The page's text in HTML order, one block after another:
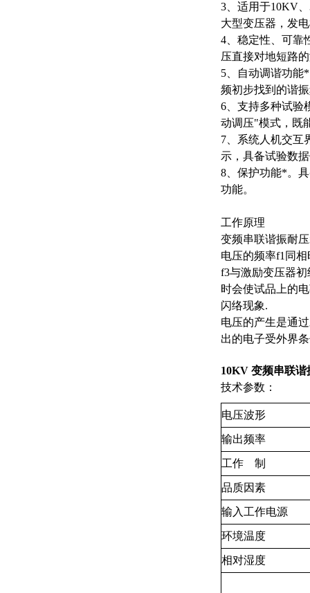
3、适用于10KV
大型变压器，发
4、稳定性、可靠
压直接对地短路
5、自动调谐功能
频初步找到的谐
6、支持多种试验
动调压"模式，既
7、系统人机交互
示，具备试验数
8、保护功能*。
功能。
工作原理
变频串联谐振耐
电压的频率f1同
f3与激励变压器
时会使试品上的
闪络现象.
电压的产生是通
出的电子受外界
10KV 变频串联
技术参数：
电压波形
输出频率
工作 制
品质因素
输入工作电源
环境温度
相对湿度